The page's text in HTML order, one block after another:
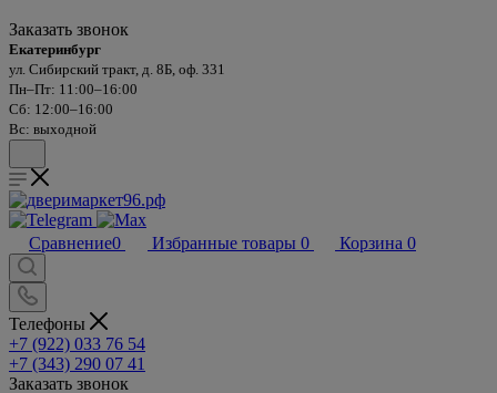
Заказать звонок
Екатеринбург
ул. Сибирский тракт, д. 8Б, оф. 331
Пн–Пт: 11:00–16:00
Сб: 12:00–16:00
Вс: выходной
Сравнение0 Избранные товары 0 Корзина 0
Телефоны
+7 (922) 033 76 54
+7 (343) 290 07 41
Заказать звонок